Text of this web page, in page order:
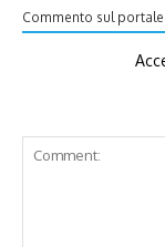
Commento sul